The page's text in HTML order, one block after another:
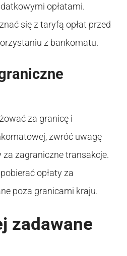
opłatami.
się z taryfą opłat przed
z bankomatu.
za granicę i
zwróć uwagę
za zagraniczne transakcje.
opłaty za
poza granicami kraju.
zadawane